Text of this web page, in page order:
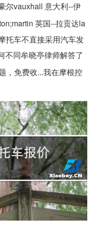
尔vauxhall 意大利--伊
英国--拉贡达la
托车不直接采用汽车发
不同牟晓亭律师解答了
，免费收...我在摩根控